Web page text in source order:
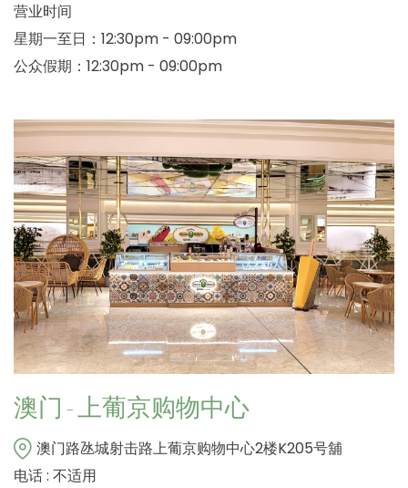
营业时间
星期一至日：12:30pm - 09:00pm
公众假期：12:30pm - 09:00pm
澳门 - 上葡京购物中心
澳门路氹城射击路上葡京购物中心2楼K205号舖
电话 : 不适用